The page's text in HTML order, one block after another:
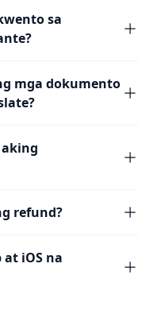
sa
mga dokumento
refund?
iOS na